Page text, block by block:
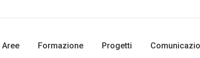
Aree Formazione Progetti